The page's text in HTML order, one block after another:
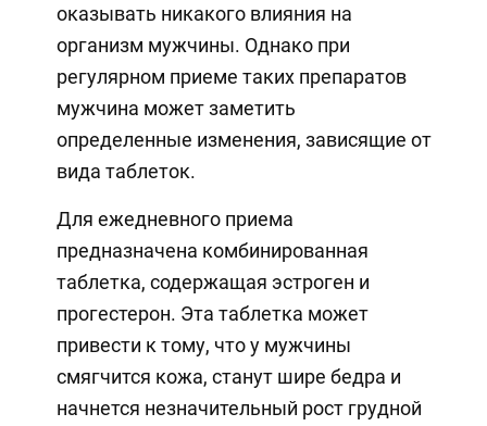
оказывать никакого влияния на
организм мужчины. Однако при
регулярном приеме таких препаратов
мужчина может заметить
определенные изменения, зависящие от
вида таблеток.
Для ежедневного приема
предназначена комбинированная
таблетка, содержащая эстроген и
прогестерон. Эта таблетка может
привести к тому, что у мужчины
смягчится кожа, станут шире бедра и
начнется незначительный рост грудной